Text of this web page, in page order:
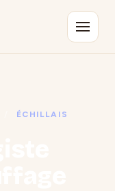
ÉCHILLAIS